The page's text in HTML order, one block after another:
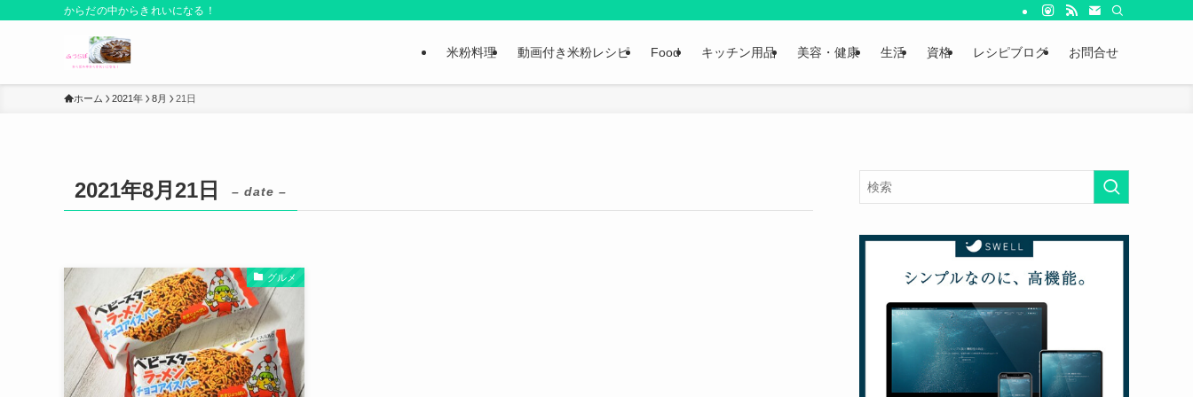
からだの中からきれいになる！
米粉料理 動画付き米粉レシピ Food キッチン用品 美容・健康 生活 資格 レシピブログ お問合せ
ホーム 2021年 8月 21日
2021年8月21日 – date –
グルメ